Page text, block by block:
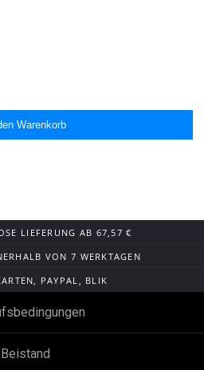
LIEFERUNG AB 67,57 €
VON 7 WERKTAGEN
PAYPAL, BLIK
Beistand